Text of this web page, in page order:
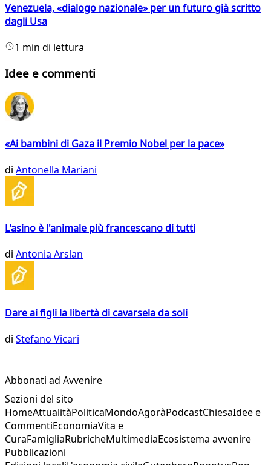
Venezuela, «dialogo nazionale» per un futuro già scritto
dagli Usa
1 min di lettura
Idee e commenti
«Ai bambini di Gaza il Premio Nobel per la pace»
di Antonella Mariani
L'asino è l'animale più francescano di tutti
di Antonia Arslan
Dare ai figli la libertà di cavarsela da soli
di Stefano Vicari
Abbonati ad Avvenire
Sezioni del sito
HomeAttualitàPoliticaMondoAgoràPodcastChiesaIdee e
CommentiEconomiaVita e
CuraFamigliaRubricheMultimediaEcosistema avvenire
Pubblicazioni